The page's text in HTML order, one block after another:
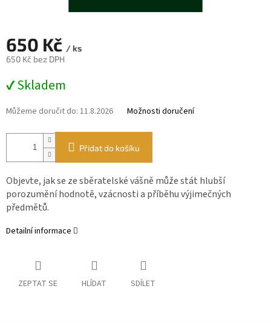
650 Kč / ks
650 Kč bez DPH
cena:
✔ Skladem
Můžeme doručit do: 11.8.2026 Možnosti doručení
Přidat do košíku
Objevte, jak se ze sběratelské vášně může stát hlubší
porozumění hodnotě, vzácnosti a příběhu výjimečných
předmětů.
Detailní informace
ZEPTAT SE HLÍDAT SDÍLET